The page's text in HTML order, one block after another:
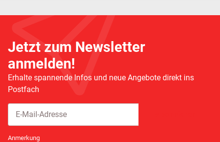
Jetzt zum Newsletter
anmelden!
Erhalte spannende Infos und neue Angebote direkt ins
Postfach
Anmerkung